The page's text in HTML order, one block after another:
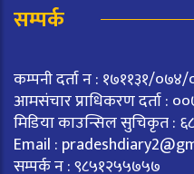
सम्पर्क
कम्पनी दर्ता न : १७११३१/
आमसंचार प्राधिकरण दर्ता :
मिडिया काउन्सिल सुचिकृत :
Email :
सम्पर्क न : ९८५१२५५७५७